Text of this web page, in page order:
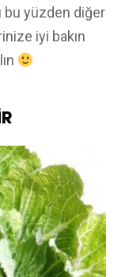
bu yüzden diğer
iyi bakın